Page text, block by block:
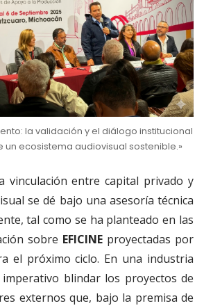
la validación y el diálogo institucional
ecosistema audiovisual sostenible.»
vinculación entre capital privado y
se dé bajo una asesoría técnica
tal como se ha planteado en las
sobre EFICINE proyectadas por
el próximo ciclo. En una industria
blindar los proyectos de
externos que, bajo la premisa de